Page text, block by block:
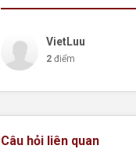
VietLuu
2điểm
Câu hỏi liên quan